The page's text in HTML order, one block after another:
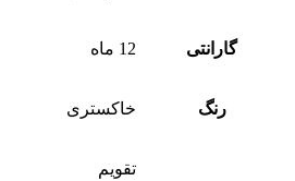
گارانتی 12 ماه
رنگ خاکستری
تقویم